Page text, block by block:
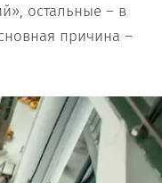
остальные – в
причина –